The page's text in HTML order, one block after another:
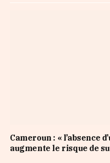
Cameroun : « l’absence
augmente le risque de